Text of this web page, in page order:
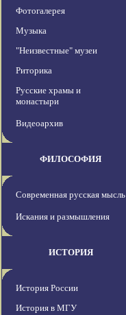
Фотогалерея
Музыка
"Неизвестные" музеи
Риторика
Русские храмы и
монастыри
Видеоархив
ФИЛОСОФИЯ
Современная русская мысль
Искания и размышления
ИСТОРИЯ
История России
История в МГУ